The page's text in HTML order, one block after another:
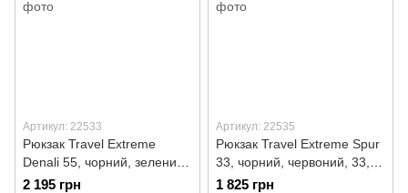
Артикул: 22533
Рюкзак Travel Extreme
Denali 55, чорний, зелений,
55, А000010368
2 195 грн
Артикул: 22535
Рюкзак Travel Extreme Spur
33, чорний, червоний, 33,
А000010367
1 825 грн